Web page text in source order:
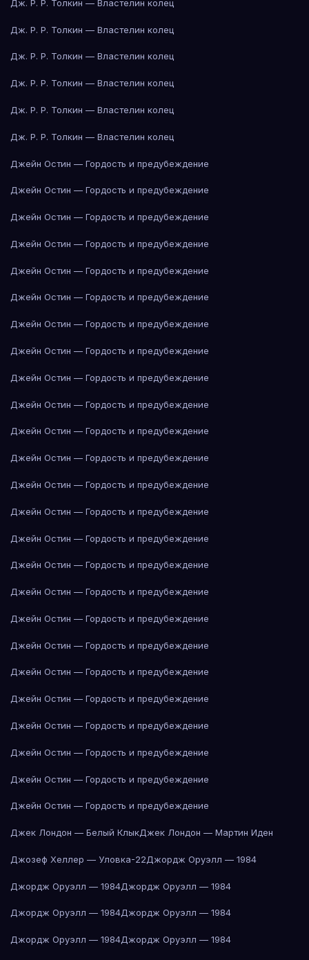
Дж. Р. Р. Толкин — Властелин колец
Дж. Р. Р. Толкин — Властелин колец
Дж. Р. Р. Толкин — Властелин колец
Дж. Р. Р. Толкин — Властелин колец
Дж. Р. Р. Толкин — Властелин колец
Дж. Р. Р. Толкин — Властелин колец
Джейн Остин — Гордость и предубеждение
Джейн Остин — Гордость и предубеждение
Джейн Остин — Гордость и предубеждение
Джейн Остин — Гордость и предубеждение
Джейн Остин — Гордость и предубеждение
Джейн Остин — Гордость и предубеждение
Джейн Остин — Гордость и предубеждение
Джейн Остин — Гордость и предубеждение
Джейн Остин — Гордость и предубеждение
Джейн Остин — Гордость и предубеждение
Джейн Остин — Гордость и предубеждение
Джейн Остин — Гордость и предубеждение
Джейн Остин — Гордость и предубеждение
Джейн Остин — Гордость и предубеждение
Джейн Остин — Гордость и предубеждение
Джейн Остин — Гордость и предубеждение
Джейн Остин — Гордость и предубеждение
Джейн Остин — Гордость и предубеждение
Джейн Остин — Гордость и предубеждение
Джейн Остин — Гордость и предубеждение
Джейн Остин — Гордость и предубеждение
Джейн Остин — Гордость и предубеждение
Джейн Остин — Гордость и предубеждение
Джейн Остин — Гордость и предубеждение
Джейн Остин — Гордость и предубеждение
Джек Лондон — Белый КлыкДжек Лондон — Мартин Иден
Джозеф Хеллер — Уловка-22Джордж Оруэлл — 1984
Джордж Оруэлл — 1984Джордж Оруэлл — 1984
Джордж Оруэлл — 1984Джордж Оруэлл — 1984
Джордж Оруэлл — 1984Джордж Оруэлл — 1984